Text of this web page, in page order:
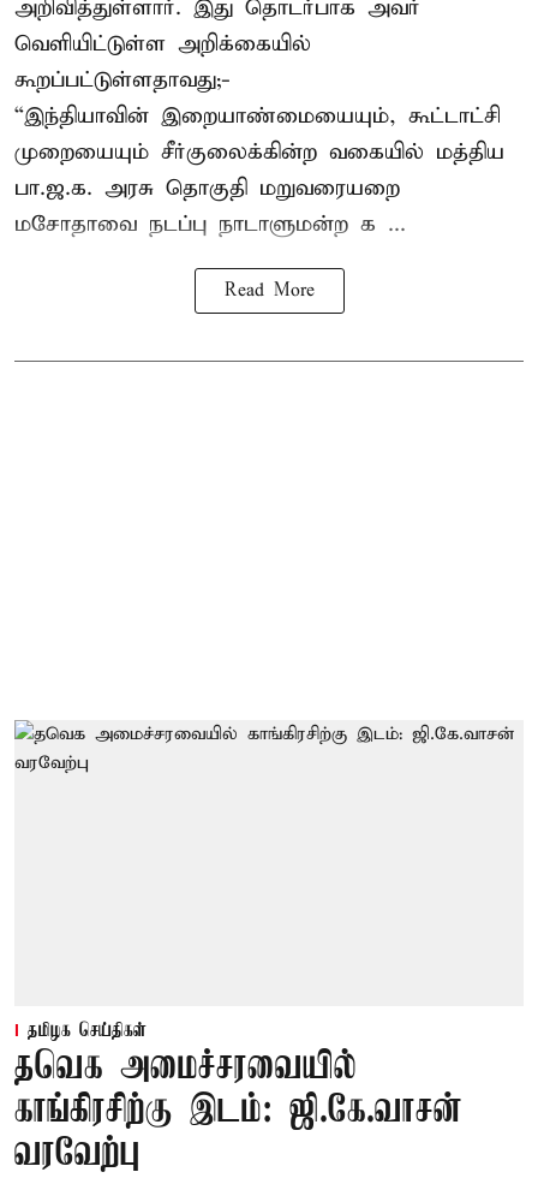
அறிவித்துள்ளார். இது தொடர்பாக அவர்
வெளியிட்டுள்ள அறிக்கையில்
கூறப்பட்டுள்ளதாவது;-
“இந்தியாவின் இறையாண்மையையும், கூட்டாட்சி
முறையையும் சீர்குலைக்கின்ற வகையில் மத்திய
பா.ஜ.க. அரசு தொகுதி மறுவரையறை
மசோதாவை நடப்பு நாடாளுமன்ற க ...
Read More
தமிழக செய்திகள்
தவெக அமைச்சரவையில்
காங்கிரசிற்கு இடம்: ஜி.கே.வாசன்
வரவேற்பு